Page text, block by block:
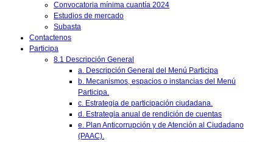
Convocatoria mínima cuantía 2024
Estudios de mercado
Subasta
Contactenos
Participa
8.1 Descripción General
a. Descripción General del Menú Participa
b. Mecanismos, espacios o instancias del Menú
Participa.
c. Estrategia de participación ciudadana.
d. Estrategia anual de rendición de cuentas
e. Plan Anticorrupción y de Atención al Ciudadano
(PAAC).